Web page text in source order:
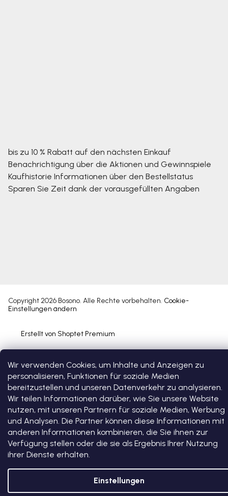
Wir verwenden Cookies, um Inhalte und Anzeigen zu
personalisieren, Funktionen für soziale Medien
bereitzustellen und unseren Datenverkehr zu analysieren.
Wir teilen Informationen darüber, wie Sie unsere Website
nutzen, mit unseren Partnern für soziale Medien, Werbung
und Analysen. Die Partner können diese Informationen mit
anderen Informationen kombinieren, die Sie ihnen zur
Verfügung stellen oder die sie als Ergebnis Ihrer Nutzung
ihrer Dienste erhalten.
Einstellungen
bis zu 10 % Rabatt auf den nächsten Einkauf
Benachrichtigung über die Aktionen und Gewinnspiele
Kaufhistorie Informationen über den Bestellstatus
Sparen Sie Zeit dank der vorausgefüllten Angaben
Erstellt von Shoptet Premium
Copyright 2026 Bosono. Alle Rechte vorbehalten. Cookie-
Einstellungen ändern